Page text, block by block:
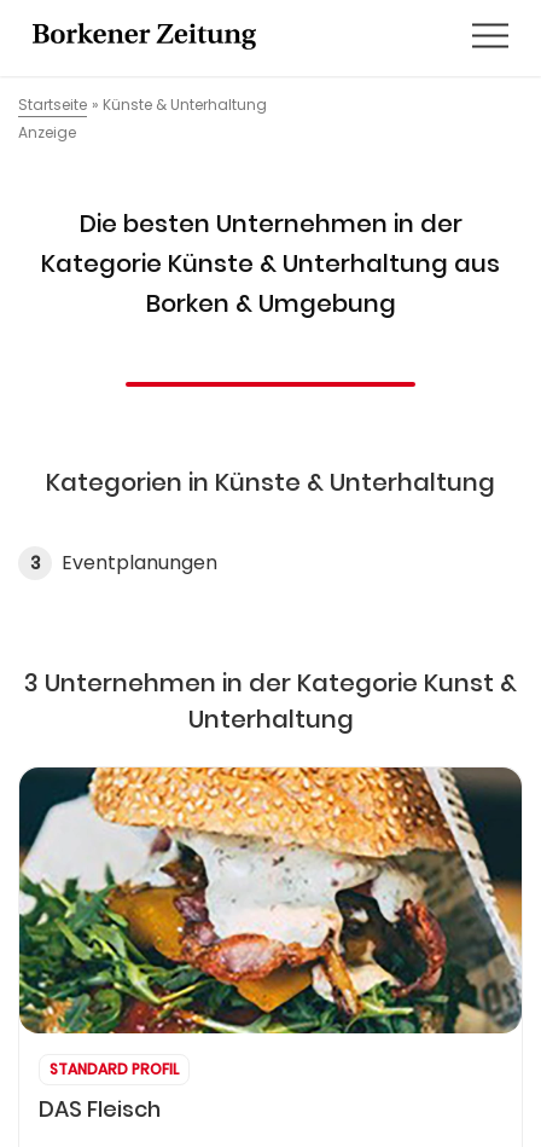
Startseite » Künste & Unterhaltung
Anzeige
Die besten Unternehmen in der
Kategorie Künste & Unterhaltung aus
Borken & Umgebung
Kategorien in Künste & Unterhaltung
3 Eventplanungen
3 Unternehmen in der Kategorie Kunst &
Unterhaltung
STANDARD PROFIL
DAS Fleisch